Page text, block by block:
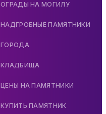
ОГРАДЫ НА МОГИЛУ
НАДГРОБНЫЕ ПАМЯТНИКИ
ГОРОДА
КЛАДБИЩА
ЦЕНЫ НА ПАМЯТНИКИ
КУПИТЬ ПАМЯТНИК